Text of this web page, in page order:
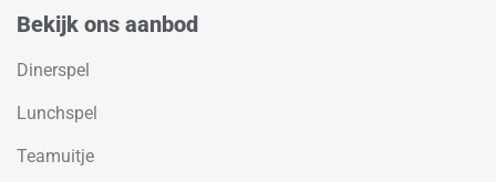
Bekijk ons aanbod
Dinerspel
Lunchspel
Teamuitje